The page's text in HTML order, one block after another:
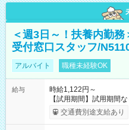
＜週3日～！扶養内勤
受付窓口スタッフ/
アルバイト 職種未経験OK
給与
時給1,122円～
【試用期間】試用期間な
交通費別途支給あり